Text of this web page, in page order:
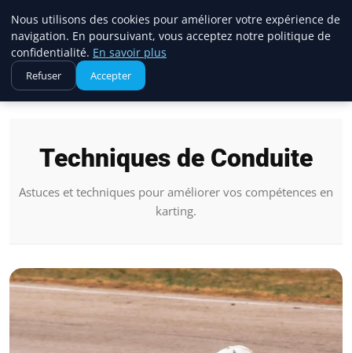
Ventes Kart Accessoires
Techniques de Conduite
Astuces et techniques pour améliorer vos compétences en
karting.
Nous utilisons des cookies pour améliorer votre expérience de
navigation. En poursuivant, vous acceptez notre politique de
confidentialité. En savoir plus
Refuser Accepter